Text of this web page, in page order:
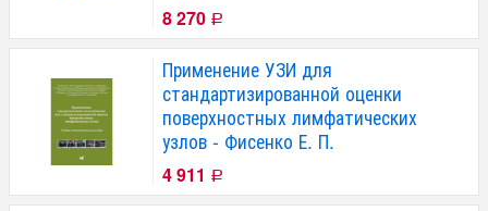
8 270 Р
Применение УЗИ для
стандартизированной оценки
поверхностных лимфатических
узлов - Фисенко Е. П.
4 911 Р